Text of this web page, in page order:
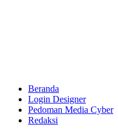
Beranda
Login Designer
Pedoman Media Cyber
Redaksi